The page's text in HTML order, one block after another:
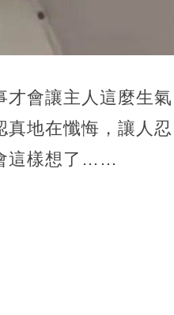
才會讓主人這麼生氣
地在懺悔，讓人忍
這樣想了……